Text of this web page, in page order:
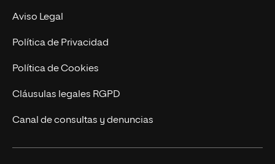
Experto Universitario
Postgrados
Cursos Universitarios
Nuestro Equipo
Trabaja en UNIR
Actualidad
UNIR Revista
Eventos
Aviso Legal
Política de Privacidad
Política de Cookies
Cláusulas legales RGPD
Canal de consultas y denuncias